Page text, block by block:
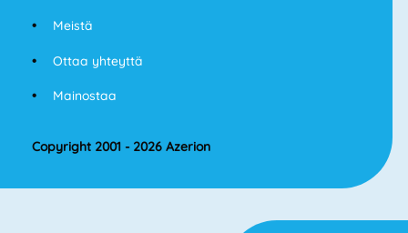
Meistä
Ottaa yhteyttä
Mainostaa
Copyright 2001 - 2026 Azerion